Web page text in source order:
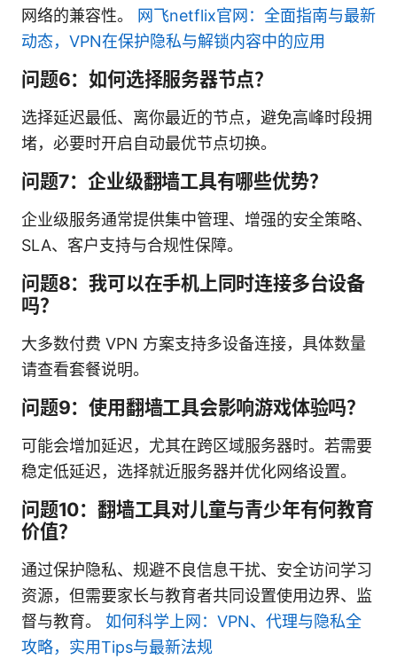
网络的兼容性。 网飞netflix官网：全面指南与最新
动态，VPN在保护隐私与解锁内容中的应用
问题6：如何选择服务器节点？
选择延迟最低、离你最近的节点，避免高峰时段拥
堵，必要时开启自动最优节点切换。
问题7：企业级翻墙工具有哪些优势？
企业级服务通常提供集中管理、增强的安全策略、
SLA、客户支持与合规性保障。
问题8：我可以在手机上同时连接多台设备
吗？
大多数付费 VPN 方案支持多设备连接，具体数量
请查看套餐说明。
问题9：使用翻墙工具会影响游戏体验吗？
可能会增加延迟，尤其在跨区域服务器时。若需要
稳定低延迟，选择就近服务器并优化网络设置。
问题10：翻墙工具对儿童与青少年有何教育
价值？
通过保护隐私、规避不良信息干扰、安全访问学习
资源，但需要家长与教育者共同设置使用边界、监
督与教育。 如何科学上网：VPN、代理与隐私全
攻略，实用Tips与最新法规